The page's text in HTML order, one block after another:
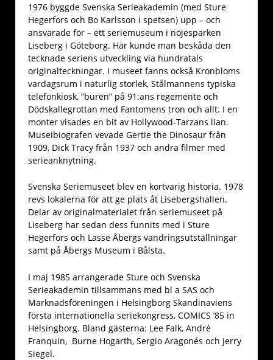
1976 byggde Svenska Serieakademin (med Sture
Hegerfors och Bo Karlsson i spetsen) upp – och
ansvarade för – ett seriemuseum i nöjesparken
Liseberg i Göteborg. Här kunde man beskåda den
tecknade seriens utveckling via hundratals
originalteckningar. I museet fanns också Kronbloms
vardagsrum i naturlig storlek, Stålmannens typiska
telefonkiosk, ”buren” på 91:ans regemente och
Dödskallegrottan med Fantomens tron och allt. I en
monter visades en bit av Hollywood-Tarzans lian.
Museibiografen vevade Gertie the Dinosaur från
1909, Dick Tracy från 1937 och andra filmer med
serieanknytning.
Svenska Seriemuseet blev en kortvarig historia. 1978
revs lokalerna för att ge plats åt Lisebergshallen.
Delar av originalmaterialet från seriemuseet på
Liseberg har sedan dess funnits med i Sture
Hegerfors och Lasse Åbergs vandringsutställningar
samt på Åbergs Museum i Bålsta.
I maj 1985 arrangerade Sture och Svenska
Serieakademin tillsammans med bl a SAS och
Marknadsföreningen i Helsingborg Skandinaviens
första internationella seriekongress, COMICS ’85 in
Helsingborg. Bland gästerna: Lee Falk, André
Franquin, Burne Hogarth, Sergio Aragonés och Jerry
Siegel.